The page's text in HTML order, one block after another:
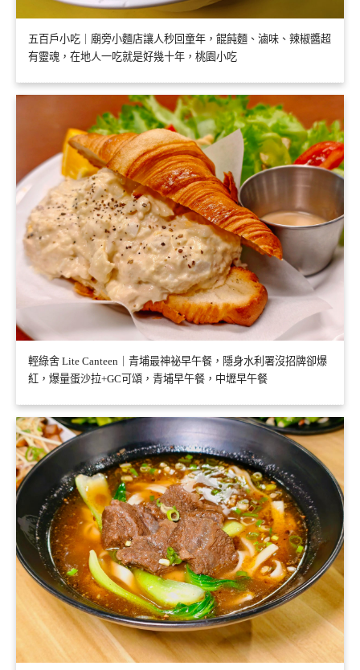
五百戶小吃｜廟旁小麵店讓人秒回童年，餛飩麵、滷味、辣椒醬超
有靈魂，在地人一吃就是好幾十年，桃園小吃
輕綠舍 Lite Canteen｜青埔最神祕早午餐，隱身水利署沒招牌卻爆
紅，爆量蛋沙拉+GC可頌，青埔早午餐，中壢早午餐